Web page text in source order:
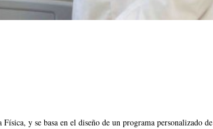
y se basa en el diseño de un programa personalizado de